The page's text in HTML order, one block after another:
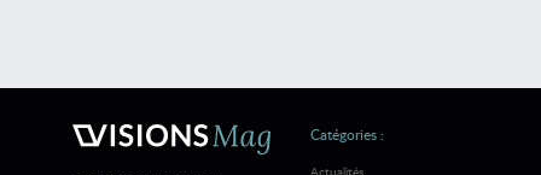
Catégories :
Actualités